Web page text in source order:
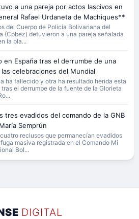
a una pareja por actos lascivos en
Rafael Urdaneta de Machiques**
del Cuerpo de Policía Bolivariana del
(Cpbez) detuvieron a una pareja señalada
la pla...
en España tras el derrumbe de una
celebraciones del Mundial
ha fallecido y otra ha resultado herida esta
tras el derrumbe de la fuente de la Glorieta
tres evadidos del comando de la GNB
Semprún
reclusos que permanecían evadidos
masiva registrada en el Comando Mi
Bol...
DIGITAL